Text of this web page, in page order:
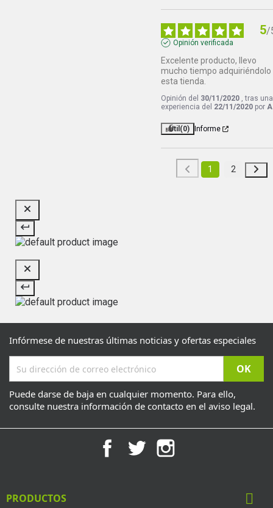
5/
Opinión verificada
Excelente producto, llevo
mucho tiempo adquiriéndolo
esta tienda.
Opinión del 30/11/2020 , tras una
experiencia del 22/11/2020 por
Útil (0) Informe
1 2
Infórmese de nuestras últimas noticias y ofertas especiales
Puede darse de baja en cualquier momento. Para ello,
consulte nuestra información de contacto en el aviso legal.
FacebookTwitter
PRODUCTOS 